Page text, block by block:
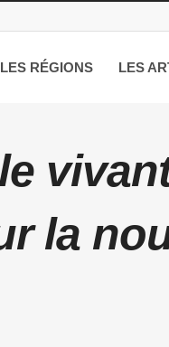
LES RÉGIONS LES
la